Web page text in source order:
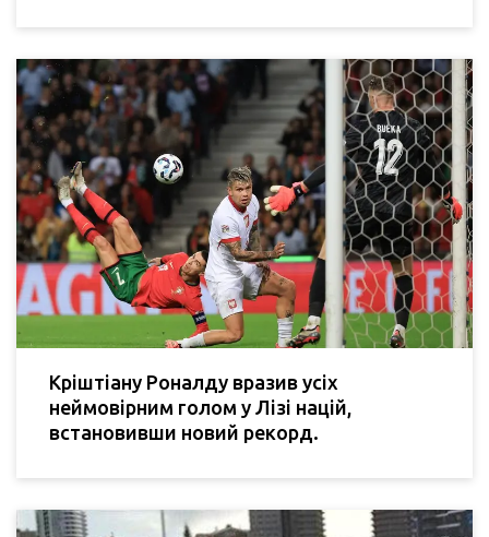
Кріштіану Роналду вразив усіх
неймовірним голом у Лізі націй,
встановивши новий рекорд.